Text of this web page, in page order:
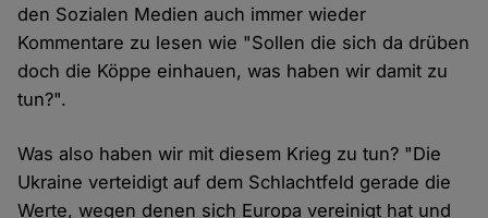
den Sozialen Medien auch immer wieder
Kommentare zu lesen wie "Sollen die sich da drüben
doch die Köppe einhauen, was haben wir damit zu
tun?".
Was also haben wir mit diesem Krieg zu tun? "Die
Ukraine verteidigt auf dem Schlachtfeld gerade die
Werte, wegen denen sich Europa vereinigt hat und